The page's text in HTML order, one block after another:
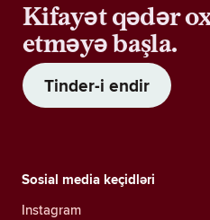
Kifayət qədər
etməyə başla.
Tinder-i endir
Sosial media keçidləri
Instagram